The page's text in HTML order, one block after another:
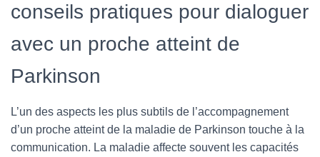
conseils pratiques pour dialoguer
avec un proche atteint de
Parkinson
L’un des aspects les plus subtils de l’accompagnement
d’un proche atteint de la maladie de Parkinson touche à la
communication. La maladie affecte souvent les capacités